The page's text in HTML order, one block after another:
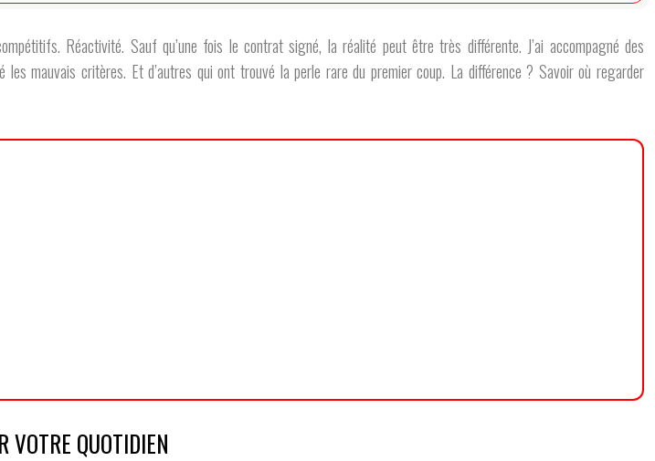
Réactivité. Sauf qu’une fois le contrat signé, la réalité peut être très différente. J’ai accompagné des
mauvais critères. Et d’autres qui ont trouvé la perle rare du premier coup. La différence ? Savoir où regarder
VOTRE QUOTIDIEN